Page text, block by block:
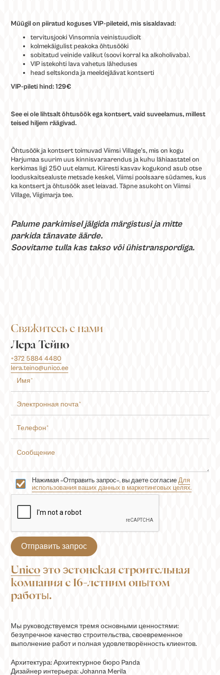
Müügil on piiratud koguses VIP-pileteid, mis sisaldavad:
tervitusjooki Vinsomnia veinistuudiolt
kolmekäigulist peakoka õhtusööki
sobitatud veinide valikut (soovi korral ka alkoholivaba).
VIP istekohti lava vahetus läheduses
head seltskonda ja meeldejäävat kontserti
VIP-pileti hind: 129€
See ei ole lihtsalt õhtusöök ega kontsert, vaid suveelamus, millest
teised hiljem räägivad.
Õhtusöök ja kontsert toimuvad Viimsi Village's, mis on kogu
Harjumaa suurim uus kinnisvaraarendus ja kuhu lähiaastatel on
kerkimas ligi 250 uut elamut. Kiiresti kasvav kogukond asub otse
looduskaitsealuste metsade keskel, Viimsi poolsaare südames, kus
ka kontsert ja õhtusöök aset leiavad. Täpne asukoht on Viimsi
Village, Viigimarja tee.
Palume parkimisel jälgida märgistusi ja mitte
parkida tänavate äärde.
Soovitame tulla kas takso või ühistranspordiga.
Unico это эстонская строительная
компания с 16-летним опытом
работы.
Мы руководствуемся тремя основными ценностями:
безупречное качество строительства, своевременное
выполнение работ и полная удовлетворённость клиентов.
Архитектура: Архитектурное бюро Panda
Дизайнер интерьера: Johanna Merila
Свяжитесь с нами
Лера Тейно
+372 5884 4480
lera.teino@unico.ee
Нажимая «Отправить запрос», вы даете согласиеДля
использования ваших данных в маркетинговых целях.